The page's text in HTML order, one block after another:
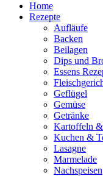
Home
Rezepte
Aufläufe
Backen
Beilagen
Dips und
Essens
Geflügel
Gemüse
Getränke
Kartoffeln
Kuchen &
Lasagne
Marmelade
Nachspeisen